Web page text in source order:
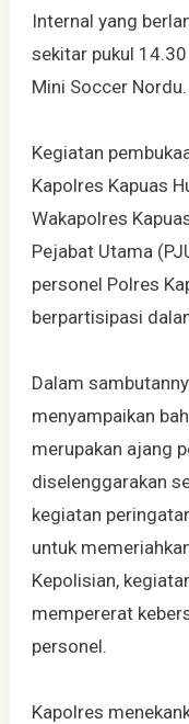
Internal yang
sekitar pukul
Mini Soccer Nordu.
Kegiatan
Kapolres Kapuas
Wakapolres
Pejabat Utama
personel Polres
berpartisipasi
Dalam
menyampaikan
merupakan ajang
diselenggarakan
kegiatan
untuk
Kepolisian,
mempererat
personel.
Kapolres